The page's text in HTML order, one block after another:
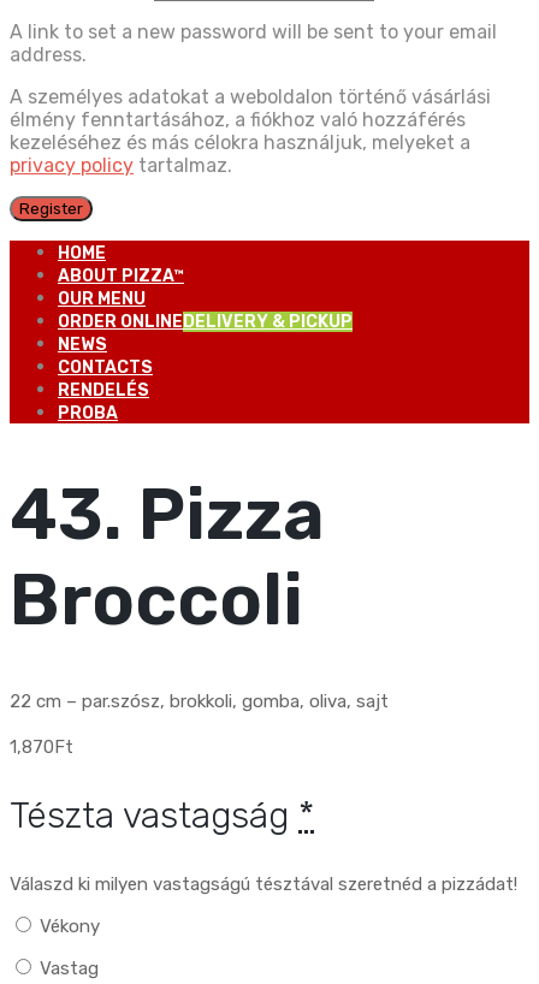
A link to set a new password will be sent to your email
address.
A személyes adatokat a weboldalon történő vásárlási
élmény fenntartásához, a fiókhoz való hozzáférés
kezeléséhez és más célokra használjuk, melyeket a
privacy policy tartalmaz.
Register
HOME
ABOUT PIZZA™
OUR MENU
ORDER ONLINE DELIVERY & PICKUP
NEWS
CONTACTS
RENDELÉS
PROBA
43. Pizza
Broccoli
22 cm – par.szósz, brokkoli, gomba, oliva, sajt
1,870Ft
Tészta vastagság *
Válaszd ki milyen vastagságú tésztával szeretnéd a pizzádat!
Vékony
Vastag